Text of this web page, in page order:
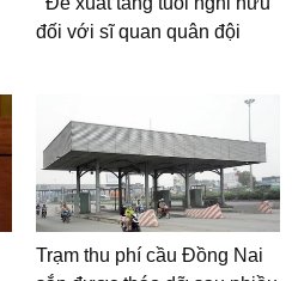
đối với sĩ quan quân đội
Trạm thu phí cầu Đồng Nai